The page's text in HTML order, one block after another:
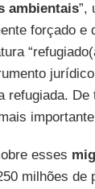
ambientais”,
forçado e
refugiada.
esses
milhões de